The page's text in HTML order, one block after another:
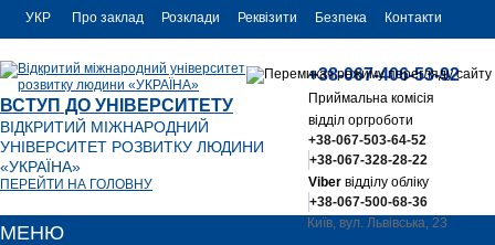
УКР
ENG
Про заклад Розклади Реквізити Безпека Контакти
ВСТУП ДО УНІВЕРСИТЕТУ
ВІДКРИТИЙ МІЖНАРОДНИЙ
УНІВЕРСИТЕТ РОЗВИТКУ ЛЮДИНИ
«УКРАЇНА»
ПЕРЕЙТИ НА ГОЛОВНУ
+38-067-406-53-92
Приймальна комісія
відділ оргроботи
+38-067-503-64-52
+38-067-328-28-22
Viberвідділу обліку
+38-067-500-68-36
Київ, вул. Львівська, 23
МЕНЮ